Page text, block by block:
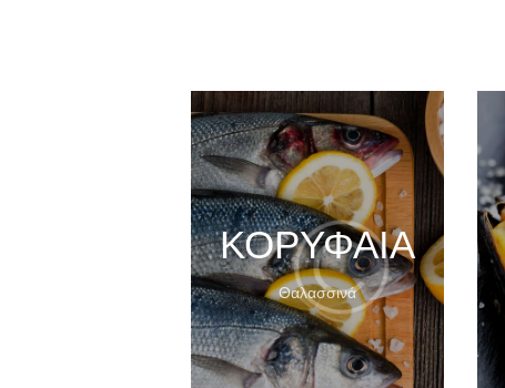
ΚΟΡΥΦΑΙΑ
Θαλασσινά